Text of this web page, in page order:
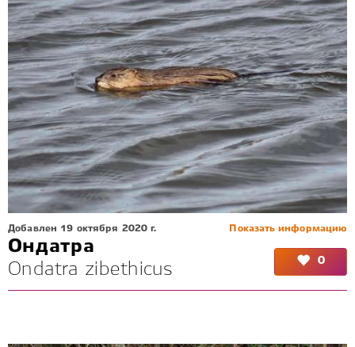
Показать информацию
Добавлен 19 октября 2020 г.
Ондатра
Ondatra zibethicus
0